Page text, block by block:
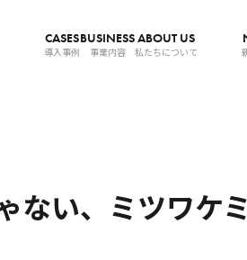
CASES
導入事例
BUSINESS
事業内容
ABOUT US
私たちについて
ない、ミツワケ